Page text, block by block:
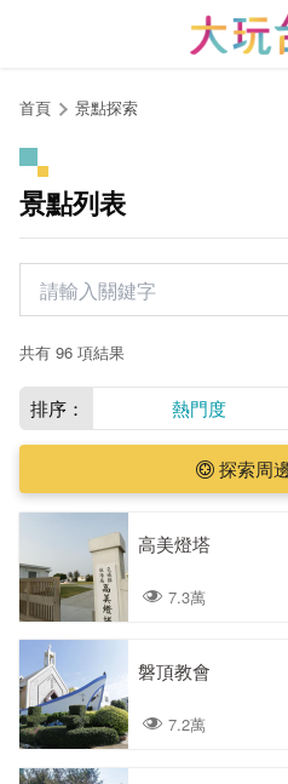
首頁 景點探索
景點列表
共有 96 項結果
排序： 熱門度
探索周
高美燈塔
7.3萬
磐頂教會
7.2萬